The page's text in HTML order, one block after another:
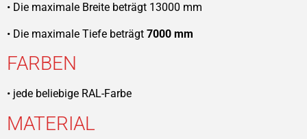
• Die maximale Breite beträgt 13000 mm
• Die maximale Tiefe beträgt 7000 mm
FARBEN
• jede beliebige RAL-Farbe
MATERIAL